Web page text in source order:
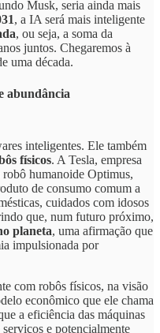
Musk, seria ainda mais
, a IA será mais inteligente
, ou seja, a soma da
juntos. Chegaremos à
uma década.
abundância
inteligentes. Ele também
físicos. A Tesla, empresa
humanoide Optimus,
de consumo comum a
cuidados com idosos
que, num futuro próximo,
planeta, uma afirmação que
impulsionada por
com robôs físicos, na visão
econômico que ele chama
a eficiência das máquinas
e potencialmente